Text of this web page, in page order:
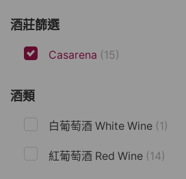
酒莊篩選
Casarena (15)
酒類
白葡萄酒 White Wine (1)
紅葡萄酒 Red Wine (14)